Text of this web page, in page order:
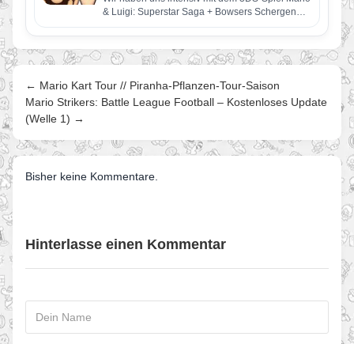
& Luigi: Superstar Saga + Bowsers Schergen
beschäftigt. Ob Nintendo…
← Mario Kart Tour // Piranha-Pflanzen-Tour-Saison
Mario Strikers: Battle League Football – Kostenloses Update
(Welle 1) →
Bisher keine Kommentare.
Hinterlasse einen Kommentar